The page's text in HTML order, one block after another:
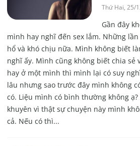
Thứ Hai, 25/
Gần đây
mình hay nghĩ đến sex lắm. Những
hổ và khó chịu nữa. Mình không biết
nghĩ ấy. Mình cũng không biết chia sẻ
hay ở một mình thì mình lại có suy
lâu nhưng sao trước đây mình không
có. Liệu mình có bình thường không
khuyên vì thật sự chuyện này mình
cả. Nếu có thì...